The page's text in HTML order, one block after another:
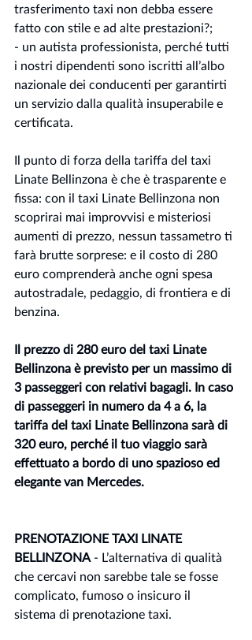
trasferimento taxi non debba essere
fatto con stile e ad alte prestazioni?;
- un autista professionista, perché tutti
i nostri dipendenti sono iscritti all’albo
nazionale dei conducenti per garantirti
un servizio dalla qualità insuperabile e
certificata.
Il punto di forza della tariffa del taxi
Linate Bellinzona è che è trasparente e
fissa: con il taxi Linate Bellinzona non
scoprirai mai improvvisi e misteriosi
aumenti di prezzo, nessun tassametro ti
farà brutte sorprese: e il costo di 280
euro comprenderà anche ogni spesa
autostradale, pedaggio, di frontiera e di
benzina.
Il prezzo di 280 euro del taxi Linate
Bellinzona è previsto per un massimo di
3 passeggeri con relativi bagagli. In caso
di passeggeri in numero da 4 a 6, la
tariffa del taxi Linate Bellinzona sarà di
320 euro, perché il tuo viaggio sarà
effettuato a bordo di uno spazioso ed
elegante van Mercedes.
PRENOTAZIONE TAXI LINATE
BELLINZONA - L’alternativa di qualità
che cercavi non sarebbe tale se fosse
complicato, fumoso o insicuro il
sistema di prenotazione taxi.